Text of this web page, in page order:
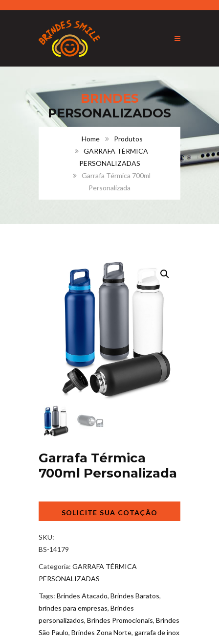
BRINDES
PERSONALIZADOS
Home
Produtos
GARRAFA TÉRMICA
PERSONALIZADAS
Garrafa Térmica 700ml
Personalizada
Garrafa Térmica
700ml Personalizada
quantidade
SKU:
BS-14179
Categoria: GARRAFA TÉRMICA
PERSONALIZADAS
Tags: Brindes Atacado, Brindes Baratos,
brindes para empresas, Brindes
personalizados, Brindes Promocionais, Brindes
São Paulo, Brindes Zona Norte, garrafa de inox